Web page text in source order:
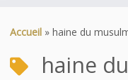
auAccueil » haine du
haine